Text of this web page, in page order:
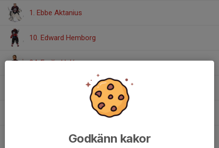
1. Ebbe Aktanius
10. Edward Hemborg
24. Emilia Halén
8. Love SjöstedtGodkänn kakor